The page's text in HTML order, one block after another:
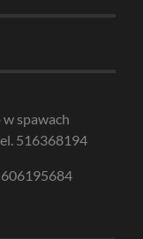
spawach
516368194
606195684